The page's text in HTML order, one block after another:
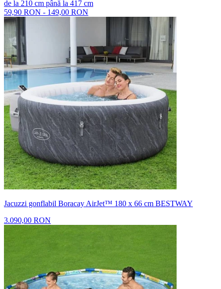
de la 210 cm până la 417 cm
59,90 RON - 149,00 RON
Jacuzzi gonflabil Boracay AirJet™ 180 x 66 cm BESTWAY
3.090,00 RON